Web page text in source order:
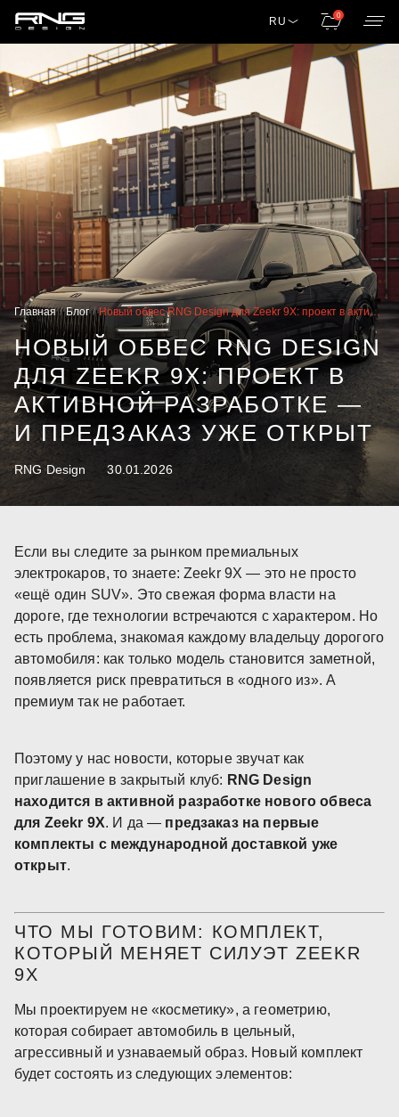
RU 0
Главная Блог Новый обвес RNG Design для Zeekr 9X: проект в активной разработке — и предзаказ уже открыт
НОВЫЙ ОБВЕС RNG DESIGN
ДЛЯ ZEEKR 9X: ПРОЕКТ В
АКТИВНОЙ РАЗРАБОТКЕ —
И ПРЕДЗАКАЗ УЖЕ ОТКРЫТ
RNG Design 30.01.2026
Если вы следите за рынком премиальных
электрокаров, то знаете: Zeekr 9X — это не просто
«ещё один SUV». Это свежая форма власти на
дороге, где технологии встречаются с характером. Но
есть проблема, знакомая каждому владельцу дорогого
автомобиля: как только модель становится заметной,
появляется риск превратиться в «одного из». А
премиум так не работает.
Поэтому у нас новости, которые звучат как
приглашение в закрытый клуб: RNG Design
находится в активной разработке нового обвеса
для Zeekr 9X. И да — предзаказ на первые
комплекты с международной доставкой уже
открыт.
ЧТО МЫ ГОТОВИМ: КОМПЛЕКТ,
КОТОРЫЙ МЕНЯЕТ СИЛУЭТ ZEEKR
9X
Мы проектируем не «косметику», а геометрию,
которая собирает автомобиль в цельный,
агрессивный и узнаваемый образ. Новый комплект
будет состоять из следующих элементов: